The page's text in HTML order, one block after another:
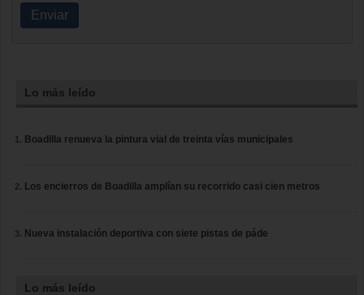
Enviar
Lo más leído
Boadilla renueva la pintura vial de treinta vías municipales
Los encierros de Boadilla amplían su recorrido casi cien metros
Nueva instalación deportiva con siete pistas de páde
Lo más leído